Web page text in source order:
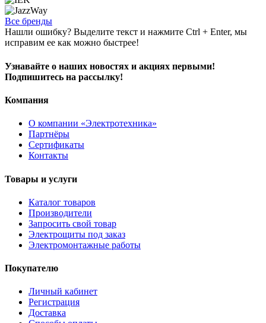
Все бренды
Нашли ошибку? Выделите текст и нажмите Ctrl + Enter, мы
исправим ее как можно быстрее!
Узнавайте о наших новостях и акциях первыми!
Подпишитесь на рассылку!
Компания
О компании «Электротехника»
Партнёры
Сертификаты
Контакты
Товары и услуги
Каталог товаров
Производители
Запросить свой товар
Электрощиты под заказ
Электромонтажные работы
Покупателю
Личный кабинет
Регистрация
Доставка